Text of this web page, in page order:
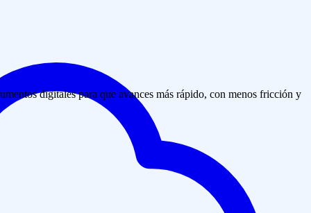
digitales para que avances más rápido, con menos fricción y
o flujo.